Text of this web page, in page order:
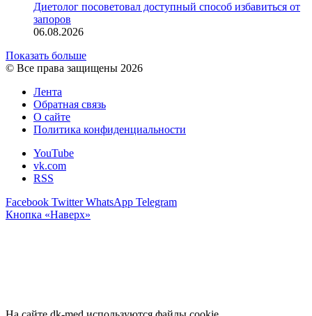
Диетолог посоветовал доступный способ избавиться от
запоров
06.08.2026
Показать больше
© Все права защищены 2026
Лента
Обратная связь
О сайте
Политика конфиденциальности
YouTube
vk.com
RSS
Facebook Twitter WhatsApp Telegram
Кнопка «Наверх»